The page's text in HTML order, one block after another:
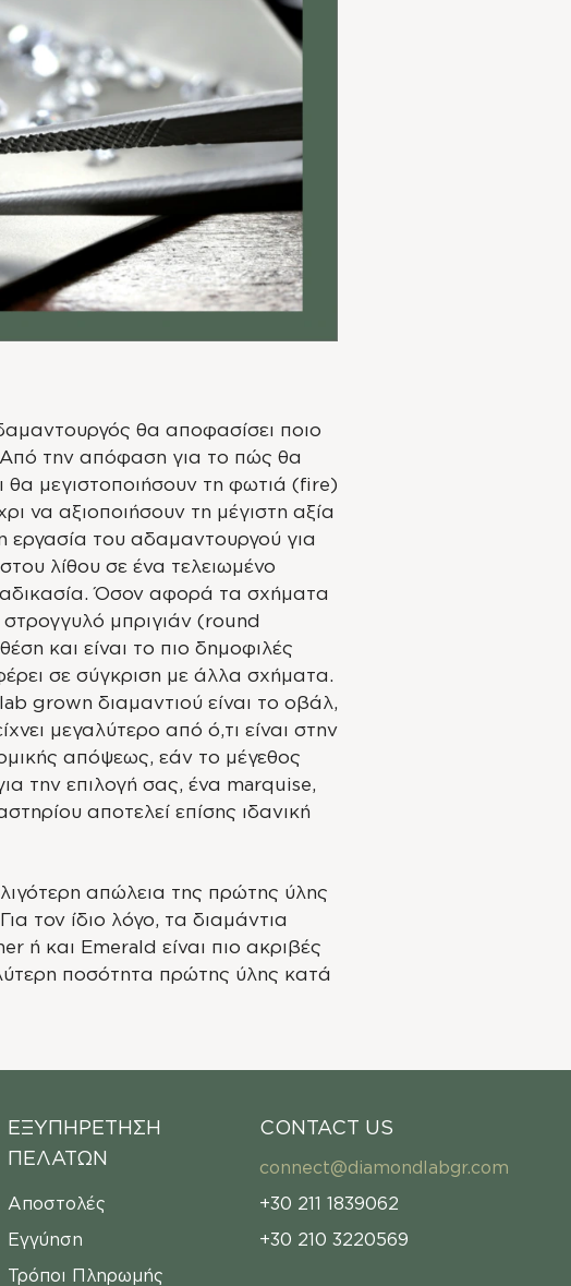
θα αποφασίσει ποιο
Από την απόφαση για το πώς θα
μεγιστοποιήσουν τη φωτιά (fire)
να αξιοποιήσουν τη μέγιστη αξία
εργασία του αδαμαντουργού για
λίθου σε ένα τελειωμένο
Όσον αφορά τα σχήματα
μπριγιάν (round
και είναι το πιο δημοφιλές
σε σύγκριση με άλλα σχήματα.
grown διαμαντιού είναι το οβάλ,
μεγαλύτερο από ό,τι είναι στην
απόψεως, εάν το μέγεθος
την επιλογή σας, ένα marquise,
αποτελεί επίσης ιδανική
απώλεια της πρώτης ύλης
τον ίδιο λόγο, τα διαμάντια
ή και Emerald είναι πιο ακριβές
ποσότητα πρώτης ύλης κατά
ΕΞΥΠΗΡΕΤΗΣΗ
ΠΕΛΑΤΩΝ
Αποστολές
Εγγύηση
Τρόποι Πληρωμής
CONTACT US
connect@diamondlabgr.com
+30 211 1839062
+30 210 3220569